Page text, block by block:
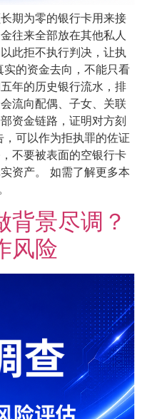
期为零的银行卡用来接
往来全部放在其他私人
此拒不执行判决，让执
的资金去向，不能只看
年的历史银行流水，排
流向配偶、子女、关联
资金链路，证明对方刻
可以作为拒执罪的佐证
不要被表面的空银行卡
资产。 如需了解更多本
背景尽调？
风险